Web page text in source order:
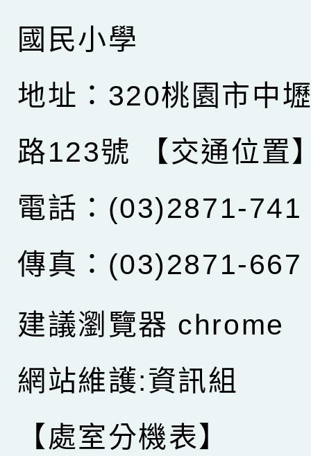
國民小學
地址：320桃園市中
路123號
【交通位置
電話：(03)2871-741
傳真：(03)2871-667
建議瀏覽器 chrome
網站維護:資訊組
【處室分機表】